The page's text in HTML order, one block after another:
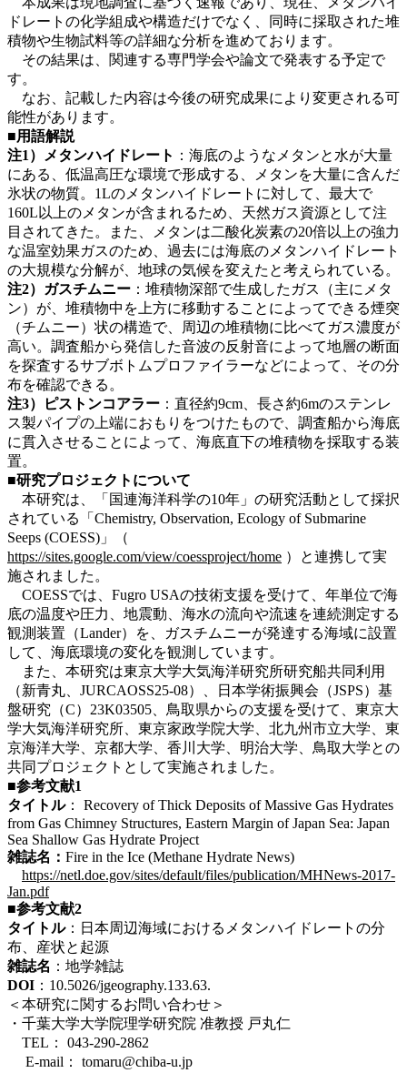
ドレートの化学組成や構造だけでなく、同時に採取された堆
積物や生物試料等の詳細な分析を進めております。
その結果は、関連する専門学会や論文で発表する予定で
す。
なお、記載した内容は今後の研究成果により変更される可
能性があります。
■用語解説
注1）メタンハイドレート ：海底のようなメタンと水が大量
にある、低温高圧な環境で形成する、メタンを大量に含んだ
氷状の物質。1Lのメタンハイドレートに対して、最大で
160L以上のメタンが含まれるため、天然ガス資源として注
目されてきた。また、メタンは二酸化炭素の20倍以上の強力
な温室効果ガスのため、過去には海底のメタンハイドレート
の大規模な分解が、地球の気候を変えたと考えられている。
注2）ガスチムニー ：堆積物深部で生成したガス（主にメタ
ン）が、堆積物中を上方に移動することによってできる煙突
（チムニー）状の構造で、周辺の堆積物に比べてガス濃度が
高い。調査船から発信した音波の反射音によって地層の断面
を探査するサブボトムプロファイラーなどによって、その分
布を確認できる。
注3）ピストンコアラー ：直径約9cm、長さ約6mのステンレ
ス製パイプの上端におもりをつけたもので、調査船から海底
に貫入させることによって、海底直下の堆積物を採取する装
置。
■研究プロジェクトについて
本研究は、「国連海洋科学の10年」の研究活動として採択
されている「Chemistry, Observation, Ecology of Submarine
Seeps (COESS)」（
https://sites.google.com/view/coessproject/home ）と連携して実
施されました。
COESSでは、Fugro USAの技術支援を受けて、年単位で海
底の温度や圧力、地震動、海水の流向や流速を連続測定する
観測装置（Lander）を、ガスチムニーが発達する海域に設置
して、海底環境の変化を観測しています。
また、本研究は東京大学大気海洋研究所研究船共同利用
（新青丸、JURCAOSS25-08）、日本学術振興会（JSPS）基
盤研究（C）23K03505、鳥取県からの支援を受けて、東京大
学大気海洋研究所、東京家政学院大学、北九州市立大学、東
京海洋大学、京都大学、香川大学、明治大学、鳥取大学との
共同プロジェクトとして実施されました。
■参考文献1
タイトル： Recovery of Thick Deposits of Massive Gas Hydrates
from Gas Chimney Structures, Eastern Margin of Japan Sea: Japan
Sea Shallow Gas Hydrate Project
雑誌名： Fire in the Ice (Methane Hydrate News)
https://netl.doe.gov/sites/default/files/publication/MHNews-2017-
Jan.pdf
■参考文献2
タイトル：日本周辺海域におけるメタンハイドレートの分
布、産状と起源
雑誌名 ：地学雑誌
DOI ：10.5026/jgeography.133.63.
＜本研究に関するお問い合わせ＞
・千葉大学大学院理学研究院 准教授 戸丸仁
TEL： 043-290-2862
E-mail： tomaru@chiba-u.jp